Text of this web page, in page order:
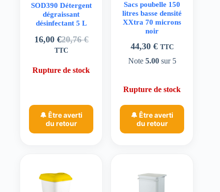
SOD390 Détergent
dégraissant
désinfectant 5 L
20,76€
Le
prix
était :
16,00 €Le
prix
est :
TTC
Rupture de stock
🔔 Être averti
du retour
Sacs poubelle 150
litres basse densité
XXtra 70 microns
noir
44,30 € TTC
Note 5.00sur 5
Rupture de stock
🔔 Être averti
du retour